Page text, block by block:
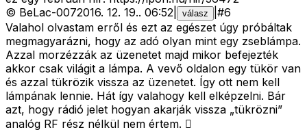
© BeLac-0072016. 12. 19.. 06:52 válasz #6
Valahol olvastam erről és ezt az egészet úgy próbáltak
megmagyarázni, hogy az adó olyan mint egy zseblámpa.
Azzal morzézzák az üzenetet majd mikor befejezték
akkor csak világit a lámpa. A vevő oldalon egy tükör van
és azzal tükrözik vissza az üzenetet. Így ott nem kell
lámpának lennie. Hát így valahogy kell elképzelni. Bár
azt, hogy rádió jelet hogyan akarják vissza „tükrözni”
analóg RF rész nélkül nem értem. 